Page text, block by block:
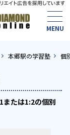
本郷駅の学習塾 個
または1:2の個別